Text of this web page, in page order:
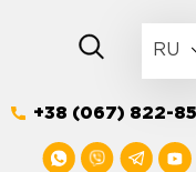
RU
+38 (067) 822-